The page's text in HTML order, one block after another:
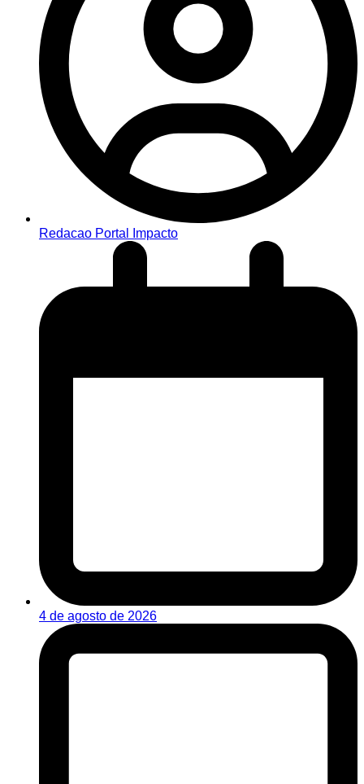
Redacao Portal Impacto
4 de agosto de 2026